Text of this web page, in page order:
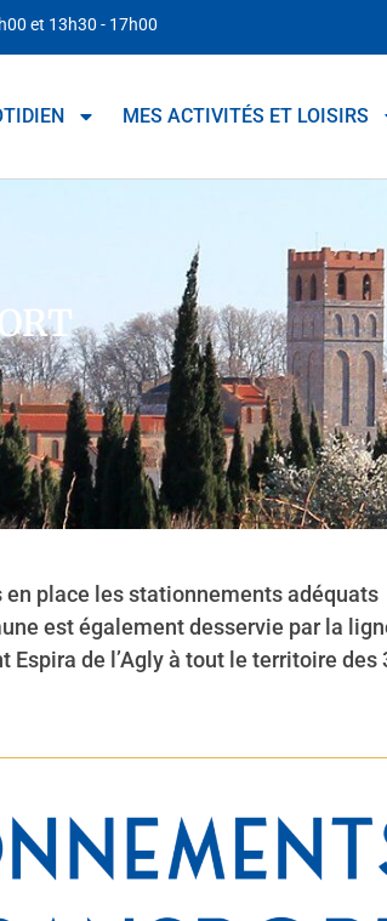
et 13h30 - 17h00
MES ACTIVITÉS ET LOISIRS
place les stationnements adéquats
est également desservie par la
de l’Agly à tout le territoire des